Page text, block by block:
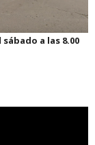
a las 8.00